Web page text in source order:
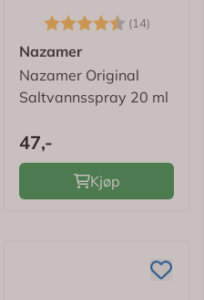
Karakter: (14)
Nazamer
Nazamer Original
Saltvannsspray 20 ml
47,-
Kjøp